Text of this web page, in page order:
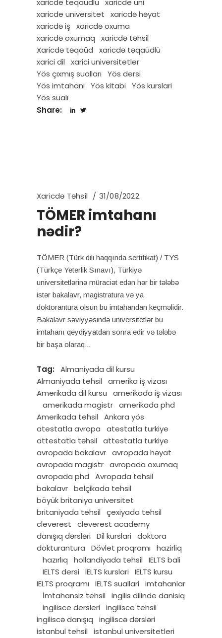
xaricde teqaüdlü
xaricde uni
xaricde universitet
xaricdə həyat
xaricdə iş
xaricdə oxuma
xaricdə oxumaq
xaricdə təhsil
Xaricdə təqaüd
xaricdə təqaüdlü
xarici dil
xarici universitetler
Yös çıxmış sualları
Yös dersi
Yös imtahanı
Yös kitabi
Yös kurslari
Yös sualı
Share:
Xaricdə Təhsil 31/08/2022
TÖMER imtahanı
nədir?
TÖMER (Türk dili haqqında sertifikat) / TYS
(Türkçe Yeterlik Sınavı), Türkiyə
universitetlərinə müraciət edən hər bir tələbə
istər bakalavr, magistratura və ya
doktorantura olsun bu imtahandan keçməlidir.
Bakalavr səviyyəsində universitetlər bu
imtahanı qeydiyyatdan sonra edir və tələbə
bir başa olaraq
Tag:
Almaniyada dil kursu
Almaniyada tehsil
amerika iş vizası
Amerikada dil kursu
amerikada iş vizası
amerikada magistr amerikada phd
Amerikada tehsil
Ankara yös
atestatla avropa
atestatla turkiye
attestatla təhsil
attestatla turkiye
avropada bakalavr avropada həyat
avropada magistr avropada oxumaq
avropada phd
Avropada tehsil
bakalavr belçikada tehsil
böyük britaniya universitet
britaniyada tehsil
çexiyada tehsil
cleverest
cleverest academy
danışıq dərsləri
Dil kurslari
doktora
dokturantura
Dövlet proqramı
hazirliq
hazırlıq
hollandiyada tehsil
IELTS bali
IELTS dersi
IELTS kurslari
IELTS kursu
IELTS proqramı
IELTS suallari
imtahanlar
İmtahansiz tehsil
ingilis dilinde danisiq
ingilisce dersleri
ingilisce tehsil
ingiliscə danışıq
ingiliscə dərsləri
istanbul tehsil
istanbul universitetleri